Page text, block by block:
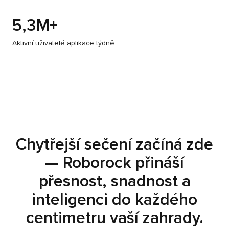
5,3M+
Aktivní uživatelé aplikace týdně
Chytřejší sečení začíná zde
— Roborock přináší
přesnost, snadnost a
inteligenci do každého
centimetru vaší zahrady.
Chytřejší sečení začíná zde
— Roborock přináší
přesnost, snadnost a
inteligenci do každého
centimetru vaší zahrady.